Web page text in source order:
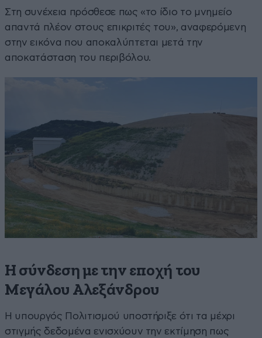
Στη συνέχεια πρόσθεσε πως «το ίδιο το μνημείο
απαντά πλέον στους επικριτές του», αναφερόμενη
στην εικόνα που αποκαλύπτεται μετά την
αποκατάσταση του περιβόλου.
Η σύνδεση με την εποχή του
Μεγάλου Αλεξάνδρου
Η υπουργός Πολιτισμού υποστήριξε ότι τα μέχρι
στιγμής δεδομένα ενισχύουν την εκτίμηση πως